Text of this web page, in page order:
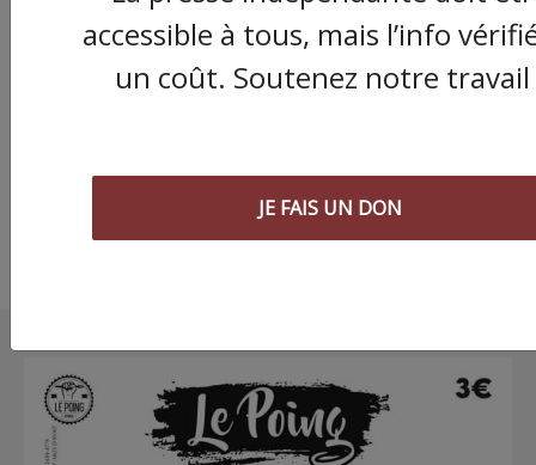
Chronique " Gaza
Urgence
réalité de la vie à
pour bien
accessible à tous, mais l’info
un coût. Soutenez notre travail
JE FAIS UN DON